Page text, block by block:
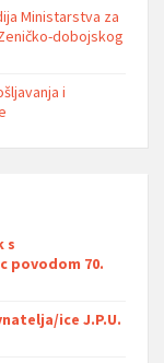
Ministarstva za
dobojskog
i
s
povodom 70.
ice J.P.U.